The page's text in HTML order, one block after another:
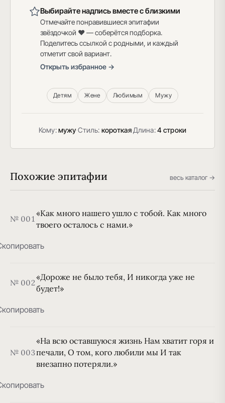
Выбирайте надпись вместе с близкими
Отмечайте понравившиеся эпитафии
звёздочкой ♥ — соберётся подборка.
Поделитесь ссылкой с родными, и каждый
отметит свой вариант.
Открыть избранное →
Детям Жене Любимым Мужу
Кому:мужу·Стиль: короткая·Длина:4 строки
Похожие эпитафии весь каталог →
№ 001
«Как много нашего ушло с тобой. Как много
твоего осталось с нами.»
№ 002
«Дороже не было тебя, И никогда уже не
будет!»
№ 003
«На всю оставшуюся жизнь Нам хватит горя и
печали, О том, кого любили мы И так
внезапно потеряли.»